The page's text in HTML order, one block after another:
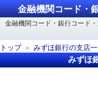
金融機関コード・
金融機関コード・銀行コード
トップ
みずほ銀行の支店
みずほ